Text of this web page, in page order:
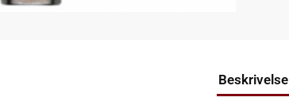
Beskrivelse